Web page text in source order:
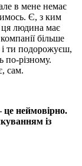
в мене немає
Є, з ким
людина має
більше
і ти подорожуєш,
по-різному.
сам.
це неймовірно.
із